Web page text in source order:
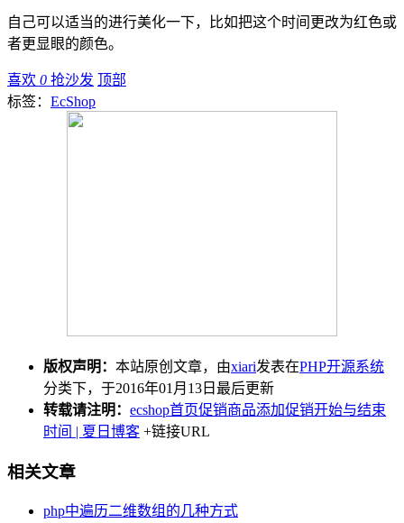
自己可以适当的进行美化一下，比如把这个时间更改为红色或
者更显眼的颜色。
喜欢 0 抢沙发 顶部
标签： EcShop
版权声明： 本站原创文章，由xiari发表在PHP开源系统
分类下，于2016年01月13日最后更新
转载请注明： ecshop首页促销商品添加促销开始与结束
时间 | 夏日博客 +链接URL
相关文章
php中遍历二维数组的几种方式